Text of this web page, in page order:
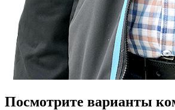
Посмотрите варианты